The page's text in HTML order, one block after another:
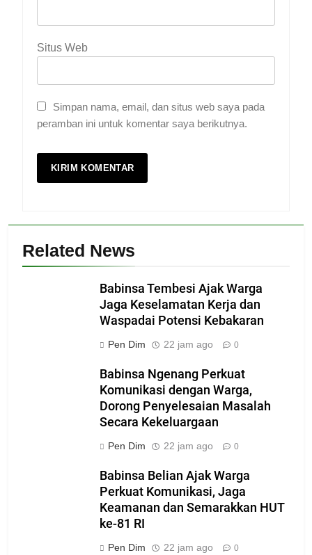
Situs Web
Simpan nama, email, dan situs web saya pada
peramban ini untuk komentar saya berikutnya.
Related News
Babinsa Tembesi Ajak Warga
Jaga Keselamatan Kerja dan
Waspadai Potensi Kebakaran
Pen Dim 22 jam ago 0
Babinsa Ngenang Perkuat
Komunikasi dengan Warga,
Dorong Penyelesaian Masalah
Secara Kekeluargaan
Pen Dim 22 jam ago 0
Babinsa Belian Ajak Warga
Perkuat Komunikasi, Jaga
Keamanan dan Semarakkan HUT
ke-81 RI
Pen Dim 22 jam ago 0